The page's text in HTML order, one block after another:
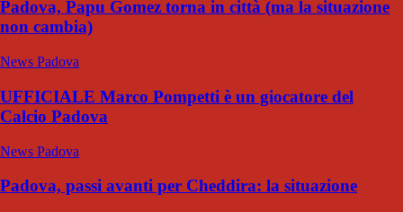
Padova, Papu Gomez torna in città (ma la situazione
non cambia)
News Padova
UFFICIALE Marco Pompetti è un giocatore del
Calcio Padova
News Padova
Padova, passi avanti per Cheddira: la situazione